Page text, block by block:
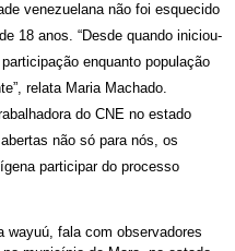
venezuelana não foi esquecido
18 anos. “Desde quando iniciou-
enquanto população
relata Maria Machado.
do CNE no estado
participar do processo